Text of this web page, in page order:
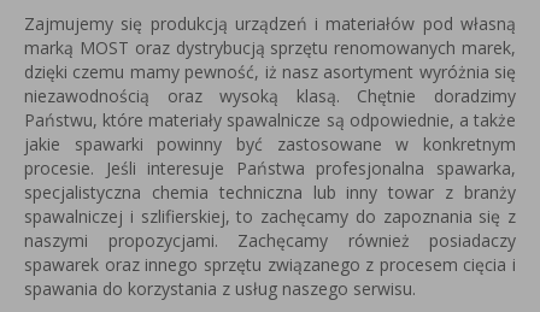
Zajmujemy się produkcją urządzeń i materiałów pod własną
marką MOST oraz dystrybucją sprzętu renomowanych marek,
dzięki czemu mamy pewność, iż nasz asortyment wyróżnia się
niezawodnością oraz wysoką klasą. Chętnie doradzimy
Państwu, które materiały spawalnicze są odpowiednie, a także
jakie spawarki powinny być zastosowane w konkretnym
procesie. Jeśli interesuje Państwa profesjonalna spawarka,
specjalistyczna chemia techniczna lub inny towar z branży
spawalniczej i szlifierskiej, to zachęcamy do zapoznania się z
naszymi propozycjami. Zachęcamy również posiadaczy
spawarek oraz innego sprzętu związanego z procesem cięcia i
spawania do korzystania z usług naszego serwisu.